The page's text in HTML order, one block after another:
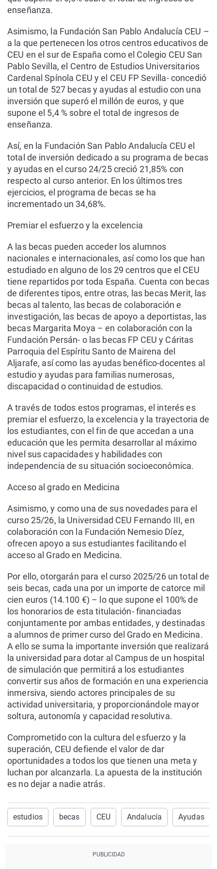
enseñanza.
Asimismo, la Fundación San Pablo Andalucía CEU –
a la que pertenecen los otros centros educativos de
CEU en el sur de España como el Colegio CEU San
Pablo Sevilla, el Centro de Estudios Universitarios
Cardenal Spínola CEU y el CEU FP Sevilla- concedió
un total de 527 becas y ayudas al estudio con una
inversión que superó el millón de euros, y que
supone el 5,4 % sobre el total de ingresos de
enseñanza.
Así, en la Fundación San Pablo Andalucía CEU el
total de inversión dedicado a su programa de becas
y ayudas en el curso 24/25 creció 21,85% con
respecto al curso anterior. En los últimos tres
ejercicios, el programa de becas se ha
incrementado un 34,68%.
Premiar el esfuerzo y la excelencia
A las becas pueden acceder los alumnos
nacionales e internacionales, así como los que han
estudiado en alguno de los 29 centros que el CEU
tiene repartidos por toda España. Cuenta con becas
de diferentes tipos, entre otras, las becas Merit, las
becas al talento, las becas de colaboración e
investigación, las becas de apoyo a deportistas, las
becas Margarita Moya – en colaboración con la
Fundación Persán- o las becas FP CEU y Cáritas
Parroquia del Espíritu Santo de Mairena del
Aljarafe, así como las ayudas benéfico-docentes al
estudio y ayudas para familias numerosas,
discapacidad o continuidad de estudios.
A través de todos estos programas, el interés es
premiar el esfuerzo, la excelencia y la trayectoria de
los estudiantes, con el fin de que accedan a una
educación que les permita desarrollar al máximo
nivel sus capacidades y habilidades con
independencia de su situación socioeconómica.
Acceso al grado en Medicina
Asimismo, y como una de sus novedades para el
curso 25/26, la Universidad CEU Fernando III, en
colaboración con la Fundación Nemesio Díez,
ofrecen apoyo a sus estudiantes facilitando el
acceso al Grado en Medicina.
Por ello, otorgarán para el curso 2025/26 un total de
seis becas, cada una por un importe de catorce mil
cien euros (14.100 €) – lo que supone el 100% de
los honorarios de esta titulación- financiadas
conjuntamente por ambas entidades, y destinadas
a alumnos de primer curso del Grado en Medicina.
A ello se suma la importante inversión que realizará
la universidad para dotar al Campus de un hospital
de simulación que permitirá a los estudiantes
convertir sus años de formación en una experiencia
inmersiva, siendo actores principales de su
actividad universitaria, y proporcionándole mayor
soltura, autonomía y capacidad resolutiva.
Comprometido con la cultura del esfuerzo y la
superación, CEU defiende el valor de dar
oportunidades a todos los que tienen una meta y
luchan por alcanzarla. La apuesta de la institución
es no dejar a nadie atrás.
estudios becas CEU Andalucía Ayudas